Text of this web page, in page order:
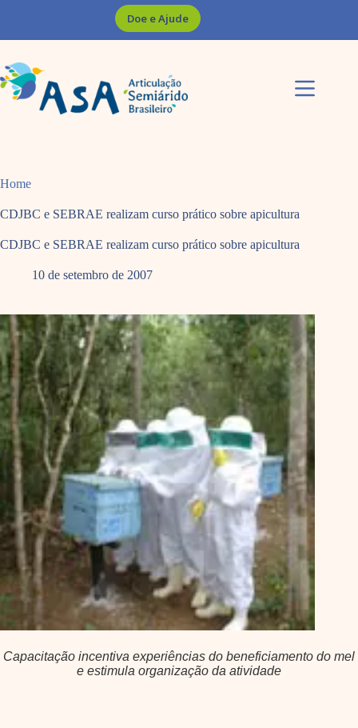
Doe e Ajude
Home
CDJBC e SEBRAE realizam curso prático sobre apicultura
CDJBC e SEBRAE realizam curso prático sobre apicultura
10 de setembro de 2007
Capacitação incentiva experiências do beneficiamento do mel
e estimula organização da atividade